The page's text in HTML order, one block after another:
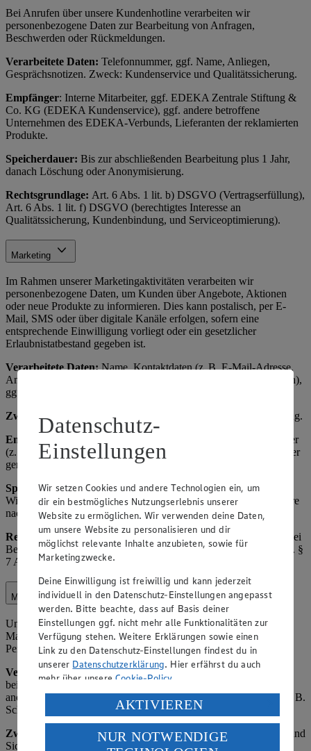
Bei Anrufen über unsere Kundenhotline verarbeiten wir
personenbezogene Daten zur Bearbeitung von Anfragen,
Beschwerden oder Rückmeldungen.
Verarbeitete Daten: Telefonnummer, ggf. Name, Anliegen,
Gesprächsnotizen. Zweck: Kundenservice und Qualitätssicherung.
Empfänger: Interne Mitarbeiter, ggf. EDEKA Zentrale Stiftung &
Co. KG (EDEKA Kundenservice), ggf. andere betroffene
Unternehmen des EDEKA-Verbunds, Lieferanten der reklamierten
Produkte.
Speicherdauer: Bis zur abschließenden Bearbeitung plus 1 Jahr,
danach Löschung oder Anonymisierung.
Rechtsgrundlage: Art. 6 Abs. 1 lit. b) DSGVO (Vertragserfüllung),
Art. 6 Abs. 1 lit. f) DSGVO (berechtigtes Interesse an
Qualitätssicherung, Kundenbindung, und Serviceoptimierung).
Marketing
Im Rahmen unserer Marketingaktivitäten verarbeiten wir
personenbezogene Daten, um Kunden über Angebote, Aktionen
oder neue Produkte zu informieren. Dies kann postalisch, per E-
Mail, SMS oder über digitale Kanäle erfolgen, sofern eine
entsprechende Einwilligung vorliegt oder ein gesetzlicher
Erlaubnistatbestand gegeben ist.
Verarbeitete Daten:Name, Kontaktdaten (z. B. E-Mail-Adresse,
Anschrift), Einkaufsverhalten (z. B. bevorzugte Produktkategorien),
ggf. Geburtsdatum (z. B. für Geburtstagsaktionen).
Zweck:Kundenbindung, Absatzförderung, zielgerichtete Werbung.
Empfänger:
Interne Marketingabteilung, ggf. externe Dienstleister
(z. B. Versanddienstleister, Werbeagenturen) als Auftragsverarbeiter
gem. Art. 28 DSGVO.
Speicherdauer:Bis zum Widerruf der Einwilligung bzw.
Widerspruch gegen die Verarbeitung, ansonsten regelmäßig 3 Jahre
nach letzter Interaktion.
Rechtsgrundlage:Art. 6 Abs. 1 lit. a) DSGVO (Einwilligung), bei
Bestandskundenwerbung ggf. Art. 6 Abs. 1 lit. f) DSGVO i. V. m. §
7 Abs. 3 UWG (berechtigtes Interesse an Direktwerbung).
Marktorganisation
Unter Marktorganisation fallen die interne Organisation des
Marktbetriebs, einschließlich Lagerverwaltung,
Personaleinsatzplanung und Kundenservice-Optimierung.
Verarbeitete Daten:Name und Kontaktdaten von Kunden (z. B.
bei Reservierungen oder Beschwerden), Einkaufsverhalten (z. B.
anonymisierte Statistiken zu Verkaufszahlen), Mitarbeiterdaten (z. B.
Schichtpläne).
Zweck:
Effiziente Betriebsführung, Verbesserung des Angebots und
Sicherstellung der Verfügbarkeit von Waren.
Datenschutz-
Einstellungen
Wir setzen Cookies und andere Technologien ein, um
dir ein bestmögliches Nutzungserlebnis unserer
Website zu ermöglichen. Wir verwenden deine Daten,
um unsere Website zu personalisieren und dir
möglichst relevante Inhalte anzubieten, sowie für
Marketingzwecke.
Deine Einwilligung ist freiwillig und kann jederzeit
individuell in den Datenschutz-Einstellungen angepasst
werden. Bitte beachte, dass auf Basis deiner
Einstellungen ggf. nicht mehr alle Funktionalitäten zur
Verfügung stehen. Weitere Erklärungen sowie einen
Link zu den Datenschutz-Einstellungen findest du in
unserer Datenschutzerklärung. Hier erfährst du auch
mehr über unsereCookie-Policy.
Verarbeitung deiner personenbezogenen Daten in den
USA durch Facebook und YouTube:
Wenn du auf „Aktivieren“ klickst, willigst du im Sinne
AKTIVIEREN
NUR NOTWENDIGE